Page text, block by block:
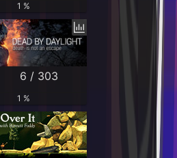
1 %
6 / 303
1 %